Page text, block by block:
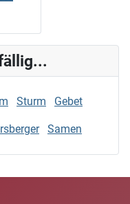
Sturm Gebet
Samen